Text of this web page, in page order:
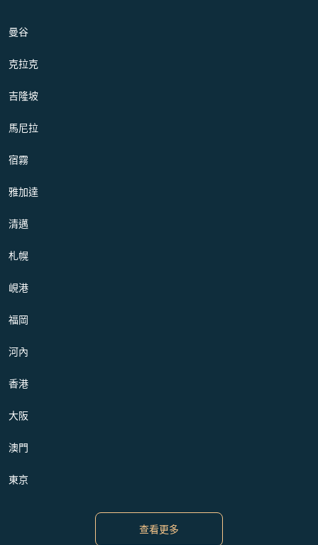
曼谷
克拉克
吉隆坡
馬尼拉
宿霧
雅加達
清邁
札幌
峴港
福岡
河內
香港
大阪
澳門
東京
查看更多